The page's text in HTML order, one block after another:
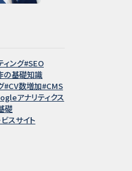
ング SEO
の基礎知識
CV数増加 CMS
アナリティクス
礎
スサイト